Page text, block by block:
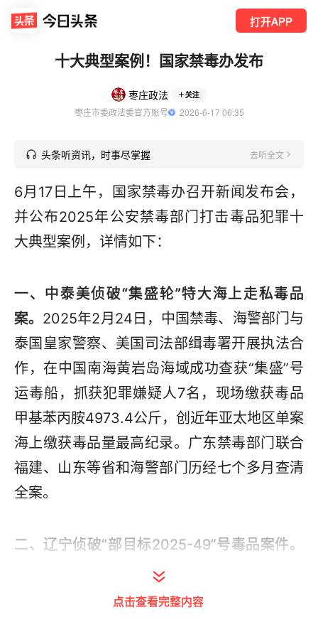
打开APP
十大典型案例！国家禁毒办发布
枣庄政法 关注
枣庄市委政法委官方账号
  2026-6-17 06:35
头条听资讯，时事尽掌握 去听全文
6月17日上午，国家禁毒办召开新闻发布会，
并公布2025年公安禁毒部门打击毒品犯罪十
大典型案例，详情如下：
一、中泰美侦破“集盛轮”特大海上走私毒品
案。 2025年2月24日，中国禁毒、海警部门与
泰国皇家警察、美国司法部缉毒署开展执法合
作，在中国南海黄岩岛海域成功查获“集盛”号
运毒船，抓获犯罪嫌疑人7名，现场缴获毒品
甲基苯丙胺4973.4公斤，创近年亚太地区单案
海上缴获毒品量最高纪录。广东禁毒部门联合
福建、山东等省和海警部门历经七个多月查清
全案。
二、辽宁侦破“部目标2025-49”号毒品案件。
2025年5月以来，辽宁联合河北、吉林、黑龙
江、江苏、上海、广西、云南等地公安禁毒部
点击查看完整内容